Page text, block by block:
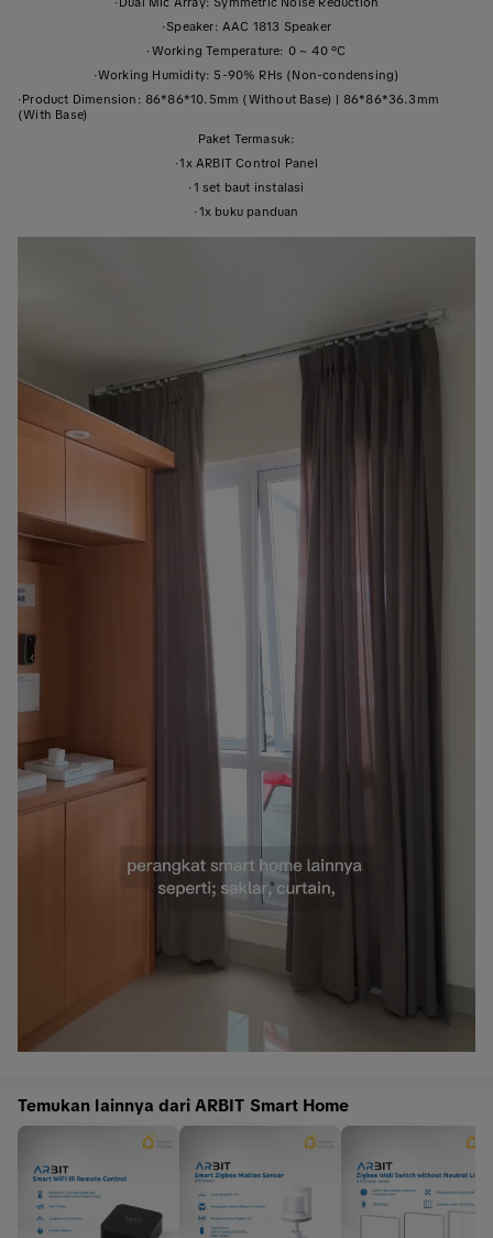
·Speaker: AAC 1813 Speaker
·Working Temperature: 0 ~ 40 °C
·Working Humidity: 5-90% RHs (Non-condensing)
·Product Dimension: 86*86*10.5mm (Without Base) | 86*86*36.3mm
(With Base)
Paket Termasuk:
·1x ARBIT Control Panel
·1 set baut instalasi
·1x buku panduan
Temukan lainnya dari ARBIT Smart Home